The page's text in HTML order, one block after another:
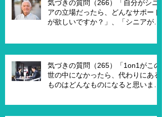
気づきの質問（266）「自分がシニ
アの立場だったら、どんなサポート
が欲しいですか？」、「シニアが喜
気づきの質問（265）「1on1がこの
世の中になかったら、代わりにある
ものはどんなものになると思います
を進める為には、どんな仕組みが必